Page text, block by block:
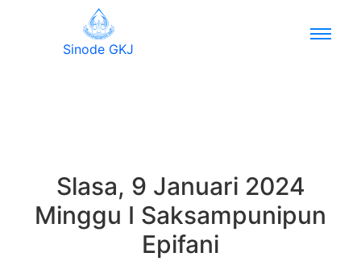
Sinode GKJ
Slasa, 9 Januari 2024
Minggu I Saksampunipun
Epifani